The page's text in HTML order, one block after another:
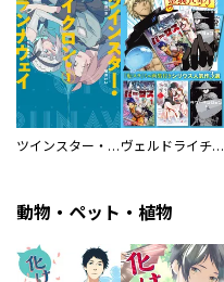
ツインスター・サイクロン・ランナウェイ ヴェルドライチオシ聖典パック 『転スラ』ミニ画集付き シリウス人気作３選
動物・ペット・植物